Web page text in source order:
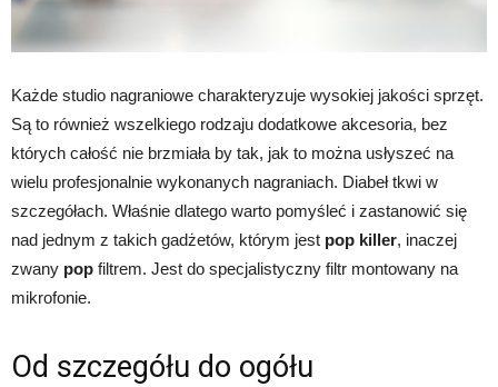
Każde studio nagraniowe charakteryzuje wysokiej jakości sprzęt.
Są to również wszelkiego rodzaju dodatkowe akcesoria, bez
których całość nie brzmiała by tak, jak to można usłyszeć na
wielu profesjonalnie wykonanych nagraniach. Diabeł tkwi w
szczegółach. Właśnie dlatego warto pomyśleć i zastanowić się
nad jednym z takich gadżetów, którym jest pop killer, inaczej
zwany pop filtrem. Jest do specjalistyczny filtr montowany na
mikrofonie.
Od szczegółu do ogółu